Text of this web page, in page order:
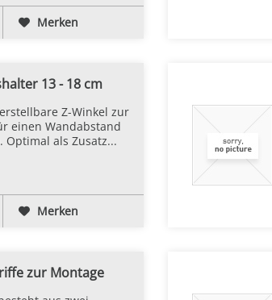
Merken
13 - 18 cm
Z-Winkel zur
einen Wandabstand
Optimal als Zusatz...
Merken
zur Montage